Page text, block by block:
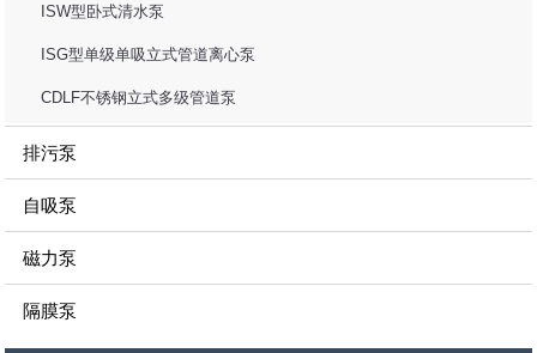
ISW型卧式清水泵
ISG型单级单吸立式管道离心泵
CDLF不锈钢立式多级管道泵
排污泵
自吸泵
磁力泵
隔膜泵